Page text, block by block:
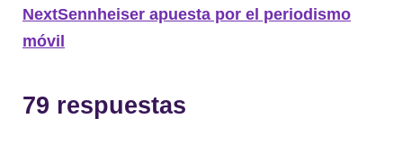
NextSennheiser apuesta por el periodismo
móvil
79 respuestas